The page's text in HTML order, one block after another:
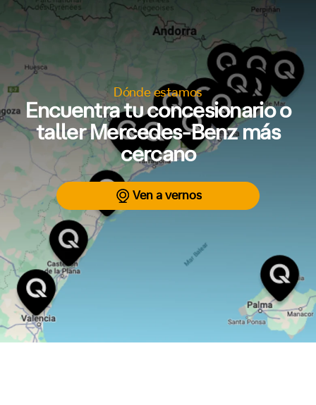
Dónde estamos
Encuentra tu concesionario o
taller Mercedes-Benz más
cercano
Ven a vernos